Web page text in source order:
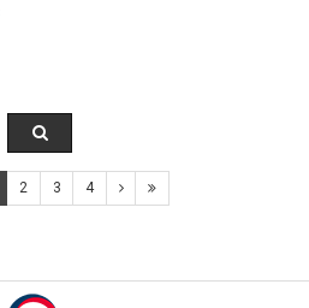
2 3 4